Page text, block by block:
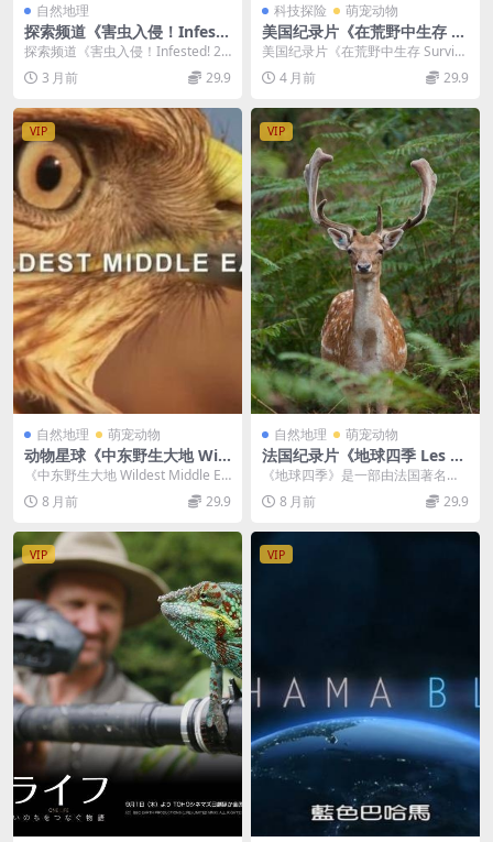
自然地理
探索频道《害虫入侵！Infeste
d! 2011》全3集 英语中英双字
无水印纯净版 1080P/MKV/6.
35G 昆虫入侵
探索频道《害虫入侵！Infested! 20
11》全3集介绍 资源参数：探索频
道...3 月前 29.9
科技探险 萌宠动物
美国纪录片《在荒野中生存 S
urvive the Wild 2021》全6
集 英语中英双字 无水印纯净
版 1080P/MKV/19.7G 动物生
美国纪录片《在荒野中生存 Survive
the Wild 2021》全6集资源...
4 月前 29.9
VIP
自然地理 萌宠动物
动物星球《中东野生大地 Wil
dest Middle East》全5集 英
语中字 1080P/TS/14G 百度网
盘下载
《中东野生大地 Wildest Middle Ea
st》：探索中东的自然与人文奇...
8 月前 29.9
VIP
自然地理 萌宠动物
法国纪录片《地球四季 Les Sa
isons 2016》法语中字 1080
P/MP4/3.3G 自然生态纪录片
《地球四季》是一部由法国著名纪
录片导演雅克·贝汉与雅克·克鲁佐德
联合执导的电影，...
8 月前 29.9
VIP VIP